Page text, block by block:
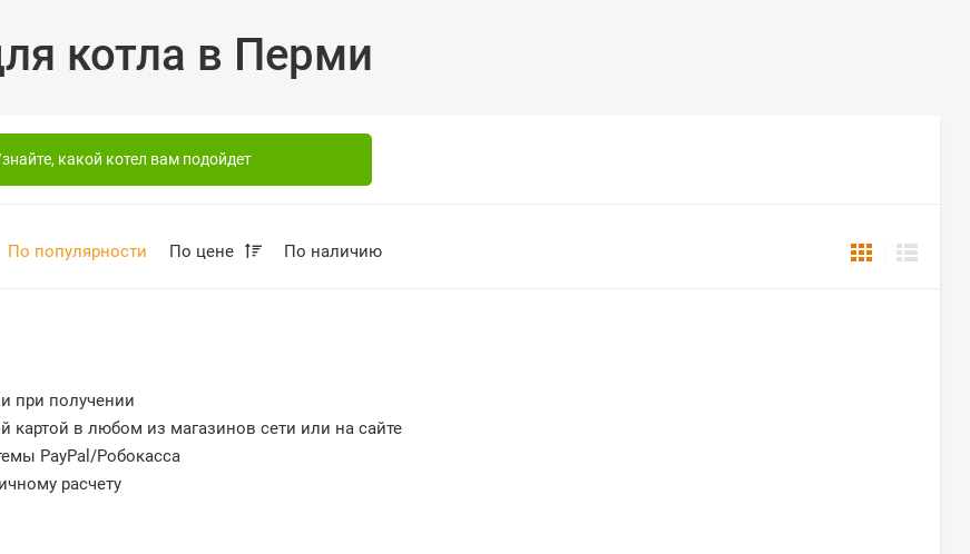
котла в Перми
какой котел вам подойдет
По популярности По цене По наличию
при получении
картой в любом из магазинов сети или на сайте
PayPal/Робокасса
расчету